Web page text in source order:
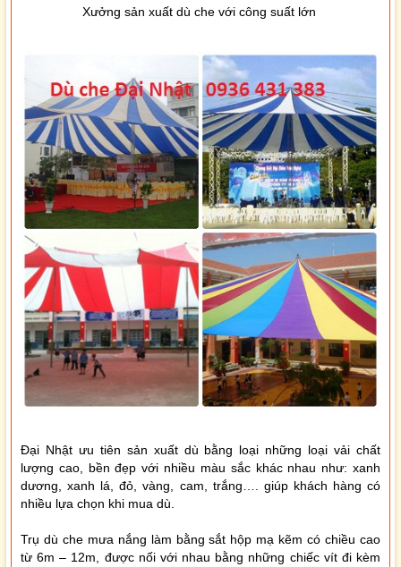
Xưởng sản xuất dù che với công suất lớn
Đại Nhật ưu tiên sản xuất dù bằng loại những loại vải chất
lượng cao, bền đẹp với nhiều màu sắc khác nhau như: xanh
dương, xanh lá, đỏ, vàng, cam, trắng…. giúp khách hàng có
nhiều lựa chọn khi mua dù.
Trụ dù che mưa nắng làm bằng sắt hộp mạ kẽm có chiều cao
từ 6m – 12m, được nối với nhau bằng những chiếc vít đi kèm